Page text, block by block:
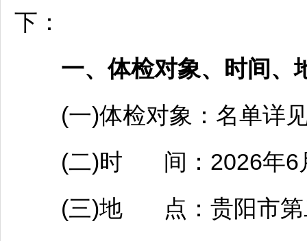
下：
一、体检对象、时间、
(一)体检对象：名单详
(二)时 间：2026年6月
(三)地 点： 贵阳市